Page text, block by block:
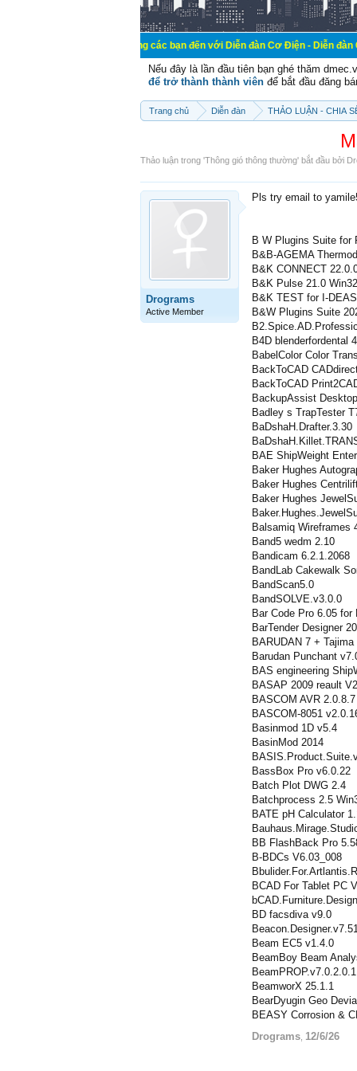
Chào mừng các bạn đến với Diễn đàn Cơ Điện - Diễn đàn Cơ điện
Nếu đây là lần đầu tiên bạn ghé thăm
để trở thành thành viên để bắt đầu đăng
Trang chủ Diễn đàn THẢO LUẬN - CHIA
Thảo luận trong 'Thông gió thông thường' bắt đầu bởi
Drograms
Active Member
Pls try email to
B W Plugins Suite for
B&B-AGEMA
B&K CONNECT
B&K Pulse 21.0
B&K TEST for I-
B&W Plugins Suite
B4D blenderfordental
BabelColor Color
BackToCAD
BackToCAD
BackupAssist
Badley s TrapTester
BaDshaH.Drafter.3.30
BAE ShipWeight
Baker Hughes
Baker Hughes
Baker Hughes
Balsamiq Wireframes
Band5 wedm 2.10
Bandicam 6.2.1.2068
BandLab Cakewalk
BandScan5.0
BandSOLVE.v3.0.0
Bar Code Pro 6.05 for
BarTender Designer
BARUDAN 7 +
Barudan Punchant
BAS engineering
BASAP 2009 reault
BASCOM AVR 2.0.8.7
BASCOM-8051
Basinmod 1D v5.4
BasinMod 2014
BassBox Pro v6.0.22
Batch Plot DWG 2.4
Batchprocess 2.5
BATE pH Calculator
BB FlashBack Pro
B-BDCs V6.03_008
BCAD For Tablet PC
BD facsdiva v9.0
Beam EC5 v1.4.0
BeamBoy Beam
BeamPROP.v7.0.2.0.1
BeamworX 25.1.1
BearDyugin Geo
BEASY Corrosion &
Drograms 12/6/26